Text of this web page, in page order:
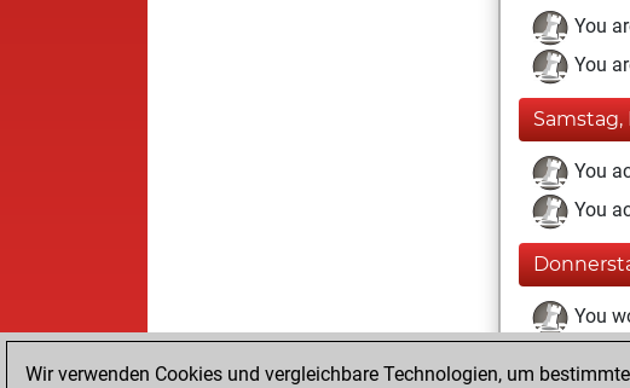
You
You
Samstag,
You
You
You
Wir verwenden Cookies und vergleichbare Technologien, um